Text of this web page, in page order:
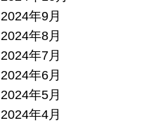
2024年9月
2024年8月
2024年7月
2024年6月
2024年5月
2024年4月